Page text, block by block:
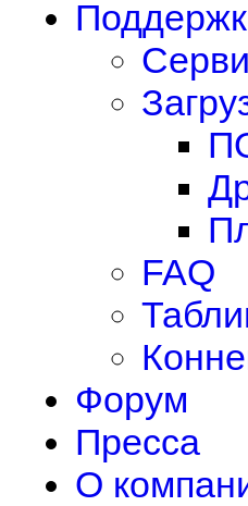
FAQ
Форум
Пресса
О